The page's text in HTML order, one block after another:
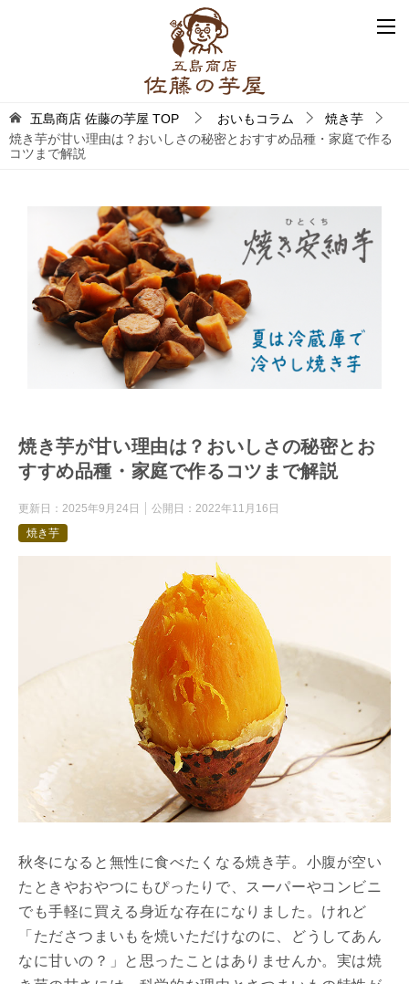
五島商店 佐藤の芋屋 TOP おいもコラム
焼き芋
焼き芋が甘い理由は？おいしさの秘密とおすすめ品種・家庭で作る
コツまで解説
焼き芋が甘い理由は？おいしさの秘密とお
すすめ品種・家庭で作るコツまで解説
更新日： 2025年9月24日 公開日： 2022年11月16日
焼き芋
秋冬になると無性に食べたくなる焼き芋。小腹が空い
たときやおやつにもぴったりで、スーパーやコンビニ
でも手軽に買える身近な存在になりました。けれど
「たださつまいもを焼いただけなのに、どうしてあん
なに甘いの？」と思ったことはありませんか。実は焼